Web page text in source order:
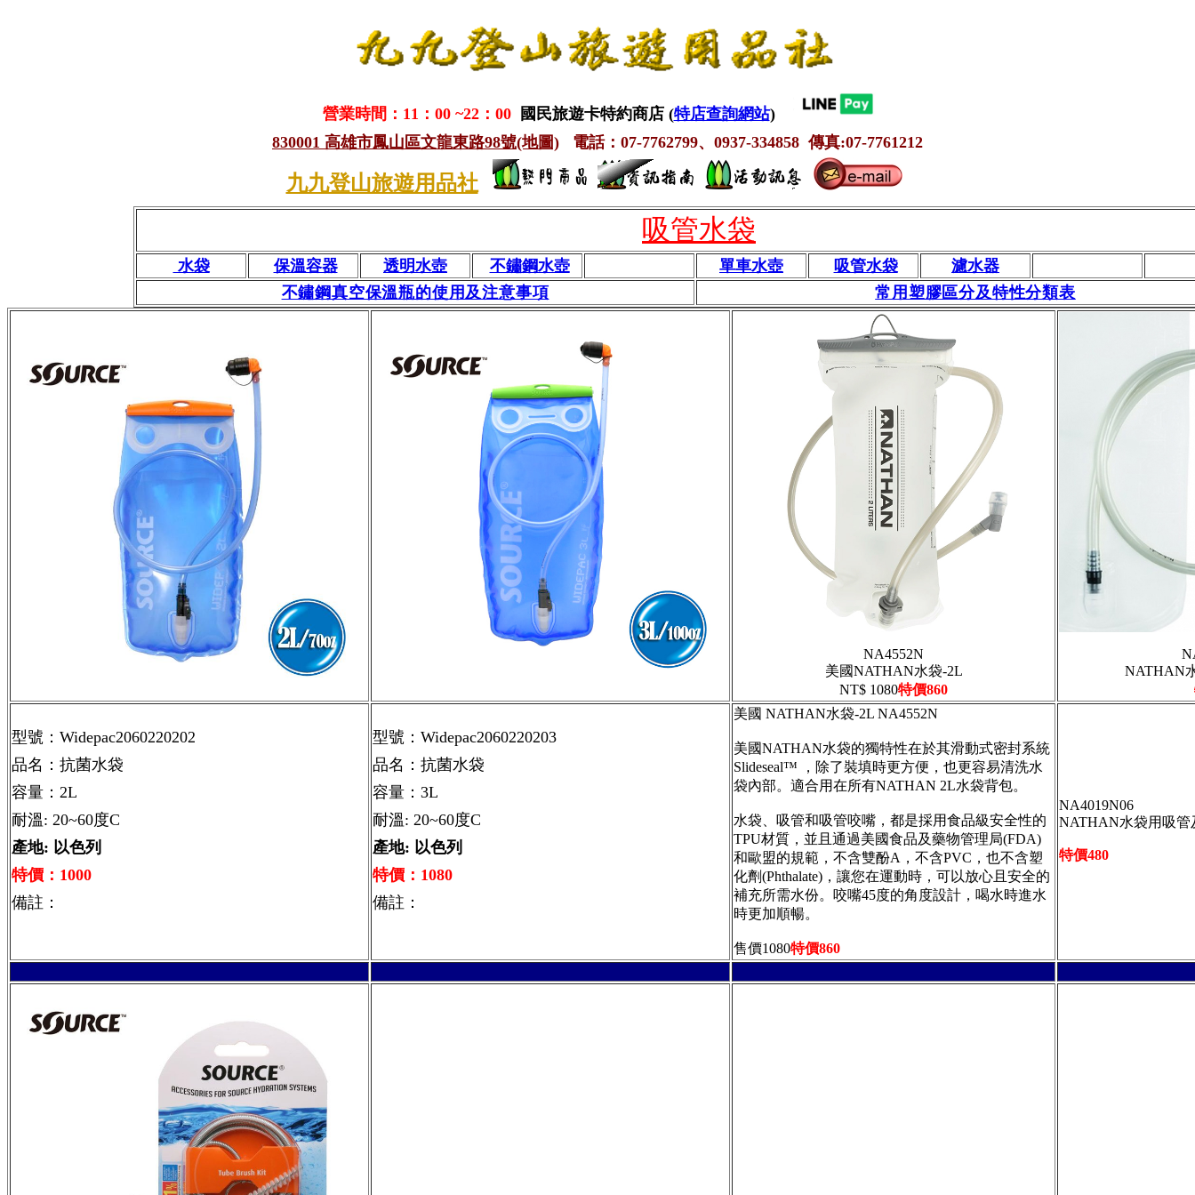
營業時間：11：00 ~22：00 國民旅遊卡特約商店 (特店查詢網站)
830001 高雄市鳳山區文龍東路98號(地圖) 電話：07-7762799、0937-334858 傳真:07-7761212
九九登山旅遊用品社
吸管水袋
水袋 保溫容器 透明水壺 不鏽鋼水壺 單車水壺 吸管水袋
濾水器
不鏽鋼真空保溫瓶的使用及注意事項
常用塑膠區分及特性分類表
NA4552N
美國NATHAN水袋-2L
NT$ 1080特價860
NATHAN
型號：Widepac2060220202
品名：抗菌水袋
容量：2L
耐溫: 20~60度C
產地: 以色列
特價：1000
備註：
型號：Widepac2060220203
品名：抗菌水袋
容量：3L
耐溫: 20~60度C
產地: 以色列
特價：1080
備註：
美國 NATHAN水袋-2L NA4552N
美國NATHAN水袋的獨特性在於其滑動式密封系統
Slideseal™ ，除了裝填時更方便，也更容易清洗水
袋內部。適合用在所有NATHAN 2L水袋背包。
水袋、吸管和吸管咬嘴，都是採用食品級安全性的
TPU材質，並且通過美國食品及藥物管理局(FDA)
和歐盟的規範，不含雙酚A，不含PVC，也不含塑
化劑(Phthalate)，讓您在運動時，可以放心且安全的
補充所需水份。咬嘴45度的角度設計，喝水時進水
時更加順暢。
售價1080特價860
NA4019N06
NATHAN水袋用吸管
特價480